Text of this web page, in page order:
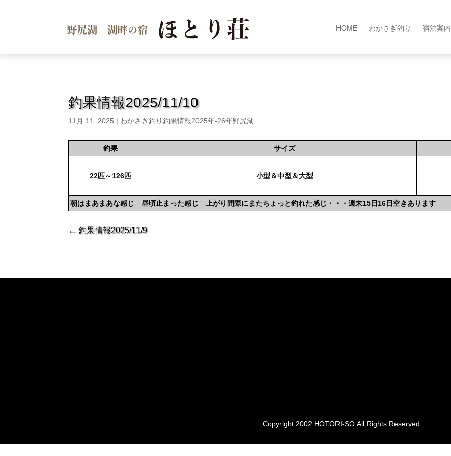
HOME わかさぎ釣り 宿泊案内
釣果情報2025/11/10
11月 11, 2025 | わかさぎ釣り釣果情報2025年-26年野尻湖
釣果 サイズ
22匹～126匹 小型＆中型＆大型
朝はまあまあな感じ 昼頃止まった感じ 上がり間際にまたちょっと釣れた感じ・・・週末15日16日空きあります
←釣果情報2025/11/9
Copyright 2002 HOTORI-SO.All Rights Reserved.